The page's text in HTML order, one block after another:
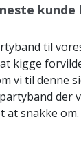
kunde
til
kigge
vi til denne
der
snakke